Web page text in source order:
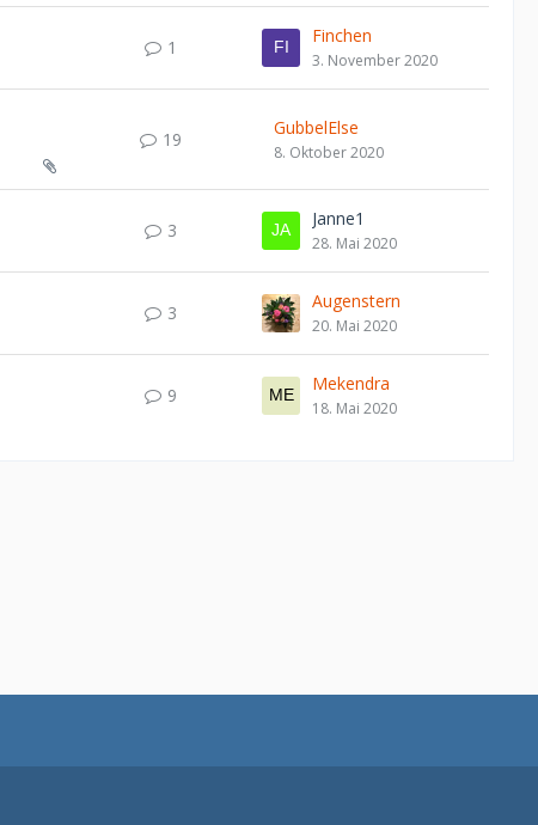
1
Finchen
3. November 2020
19
GubbelElse
8. Oktober 2020
3
Janne1
28. Mai 2020
3
Augenstern
20. Mai 2020
9
Mekendra
18. Mai 2020